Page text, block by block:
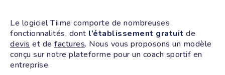
Le logiciel Tiime comporte de nombreuses
fonctionnalités, dont l’établissement gratuit de
devis et de factures. Nous vous proposons un modèle
conçu sur notre plateforme pour un coach sportif en
entreprise.